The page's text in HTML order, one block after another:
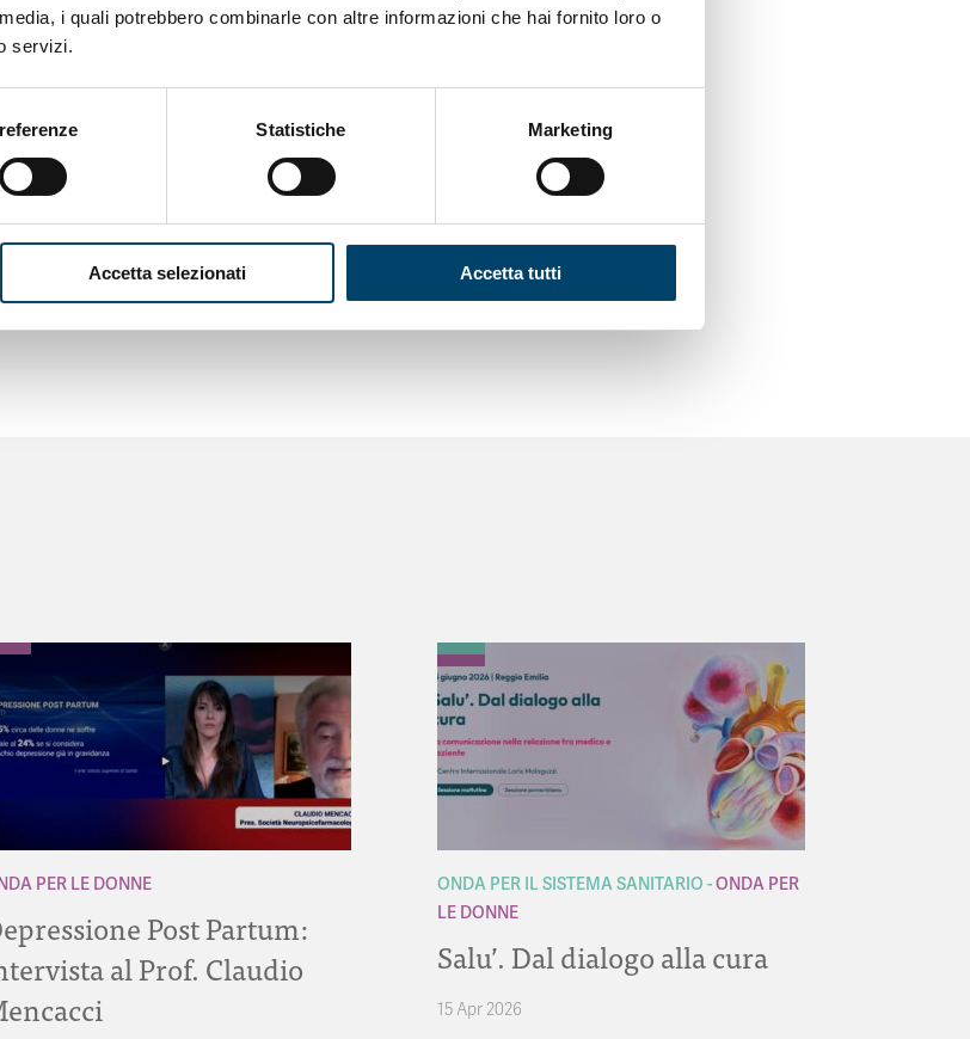
i quali potrebbero combinarle con altre informazioni che hai fornito loro o
servizi.
Statistiche Marketing
Accetta selezionati Accetta tutti
Dott.ssa Orthmann
Prof.ssa Poletti
PER LE DONNE
Post Partum:
al Prof. Claudio
ONDA PER IL SISTEMA SANITARIO
ONDA PER
LE DONNE
Salu’. Dal dialogo alla cura
15 Apr 2026